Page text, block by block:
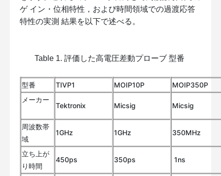
ゲ イン・位相特性，および時間領域での過渡応答
特性の実測 結果を以下で述べる。
Table 1. 評価した高電圧差動プローブ 型番
型番 TIVP1 MOIP10P
MOIP350P
メーカー
Tektronix Micsig Micsig
周波数帯
域
1GHz 1GHz 350MHz
立ち上が
り時間
450ps 350ps 1ns